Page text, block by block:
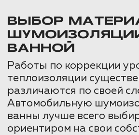
ВЫБОР
ВАННОЙ
Работы по коррекции
теплоизоляции
различаются по своей
Автомобильную
ванны лучше всего
ориентиром на свои